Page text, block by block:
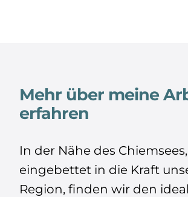
Mehr über meine
erfahren
In der Nähe des Chiemsees,
eingebettet in die Kraft
Region, finden wir den